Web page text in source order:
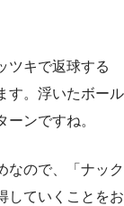
ツキで返球する
す。浮いたボール
ンですね。
なので、「ナック
ていくことをお